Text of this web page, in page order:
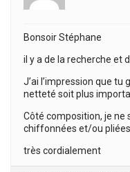
Bonsoir Stéphane
il y a de la recherche et
J’ai l’impression que tu
netteté soit plus
Côté composition, je ne
chiffonnées et/ou
très cordialement